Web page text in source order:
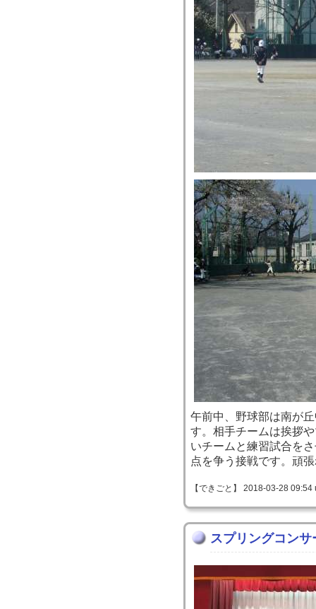
午前中、野球部は南が
す。相手チームは挨拶
いチームと練習試合を
点を争う接戦です。頑
【できごと】 2018-03-28
スプリングコンサ